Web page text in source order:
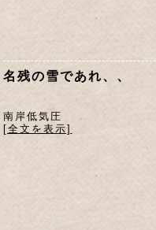
名残の雪であれ、、
南岸低気圧
[全文を表示]